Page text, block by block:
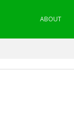
ABOUT